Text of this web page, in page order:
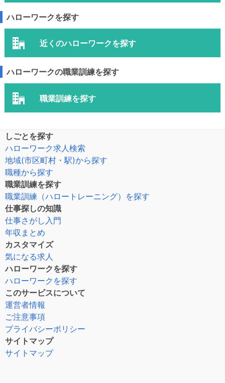
ハローワークを探す
近くのハローワークを探す
ハローワークの職業訓練を探す
職業訓練を探す
しごとを探す
ハローワーク求人検索
地域(市区町村・駅)から探す
職種から探す
職業訓練を探す
職業訓練（ハロートレーニング）を探す
仕事探しの知識
仕事さがし入門
年収まとめ
カスタマイズ
気になる求人
ハローワークを探す
ハローワークを探す
このサービスについて
運営者情報
ご注意事項
プライバシーポリシー
サイトマップ
サイトマップ